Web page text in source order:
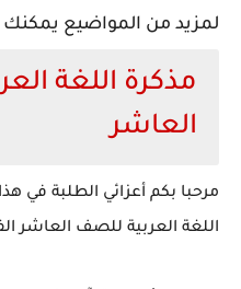
لمزيد من المواضيع
مذكرة اللغة
العاشر
مرحبا بكم أعزائي الطلبة في
اللغة العربية للصف العاشر